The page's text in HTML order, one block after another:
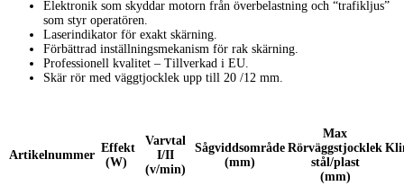
Elektronik som skyddar motorn från överbelastning och “trafikljus”
som styr operatören.
Laserindikator för exakt skärning.
Förbättrad inställningsmekanism för rak skärning.
Professionell kvalitet – Tillverkad i EU.
Skär rör med väggtjocklek upp till 20 /12 mm.
Artikelnummer
Effekt
(W)
Varvtal
I/II
(v/min)
Sågviddsområde
(mm)
Max
Rörväggstjocklek
stål/plast
(mm)